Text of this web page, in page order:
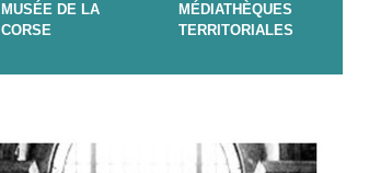
MUSÉE DE LA
CORSE
MÉDIATHÈQUES
TERRITORIALES